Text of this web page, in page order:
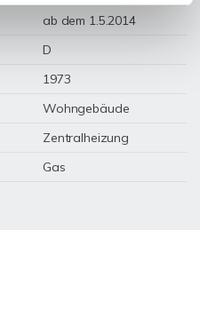
ab dem 1.5.2014
D
1973
Wohngebäude
Zentralheizung
Gas